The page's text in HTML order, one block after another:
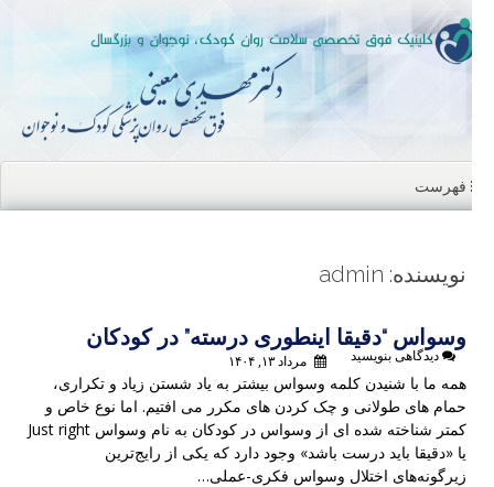
فهرست
نویسنده:admin
وسواس “دقیقا اینطوری درسته” در کودکان
مرداد ۱۳, ۱۴۰۴ دیدگاهی بنویسید
همه ما با شنیدن کلمه وسواس بیشتر به یاد شستن زیاد و تکراری،
حمام های طولانی و چک کردن های مکرر می افتیم. اما نوع خاص و
کمتر شناخته شده ای از وسواس در کودکان به نام وسواس Just right
یا «دقیقا باید درست باشد» وجود دارد که یکی از رایج‌ترین
زیرگونه‌های اختلال وسواس فکری-عملی…